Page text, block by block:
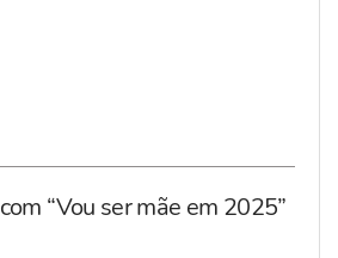
“Vou ser mãe em 2025”